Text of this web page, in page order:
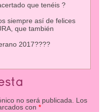
que tenéis ?
siempre así de felices
que también
2017????
no será publicada. Los
con *